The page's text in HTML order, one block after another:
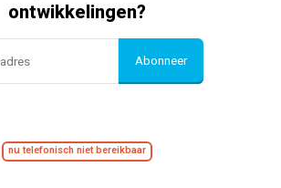
ontwikkelingen?
Abonneer
nu telefonisch niet bereikbaar